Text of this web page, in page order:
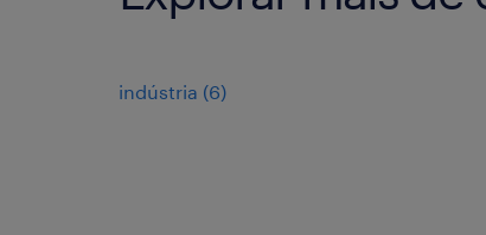
indústria (6)